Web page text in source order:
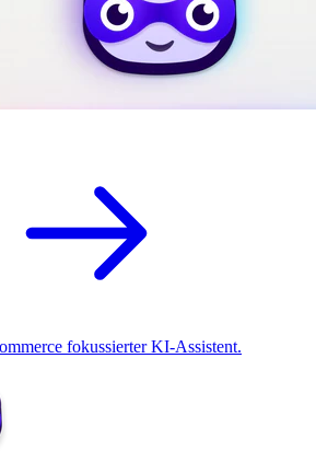
fokussierter KI-Assistent.